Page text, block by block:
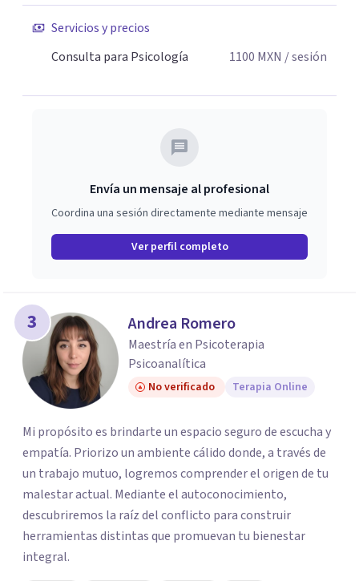
Servicios y precios
Consulta para Psicología
1100 MXN / sesión
Envía un mensaje al profesional
Coordina una sesión directamente mediante mensaje
Ver perfil completo
3 Andrea Romero
Maestría en Psicoterapia
Psicoanalítica
No verificado Terapia Online
Mi propósito es brindarte un espacio seguro de escucha y
empatía. Priorizo un ambiente cálido donde, a través de
un trabajo mutuo, logremos comprender el origen de tu
malestar actual. Mediante el autoconocimiento,
descubriremos la raíz del conflicto para construir
herramientas distintas que promuevan tu bienestar
integral.